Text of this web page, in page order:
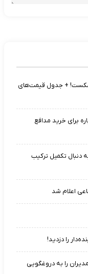
مرز جدید را شکست! + جدول قیمت‌های
برای خرید مدافع
دنبال تکمیل ترکیب
اعلام شد
را دزدید!
را به دروغگویی